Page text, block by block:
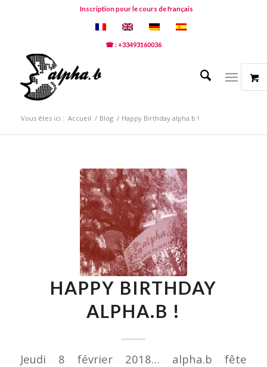
Inscription pour le cours de français
☎ : +33493160036
Vous êtes ici : Accueil / Blog / Happy Birthday alpha.b !
HAPPY BIRTHDAY
ALPHA.B !
Jeudi 8 février 2018… alpha.b fête